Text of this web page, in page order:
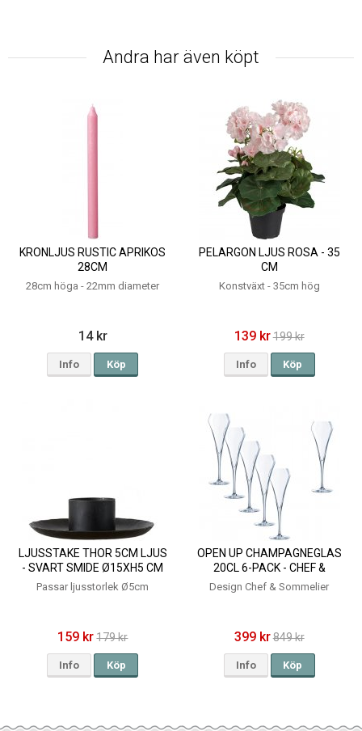
Andra har även köpt
KRONLJUS RUSTIC APRIKOS
28CM
28cm höga - 22mm diameter
14 kr
Info Köp
PELARGON LJUS ROSA - 35
CM
Konstväxt - 35cm hög
139 kr199 kr
Info Köp
LJUSSTAKE THOR 5CM LJUS
- SVART SMIDE Ø15XH5 CM
Passar ljusstorlek Ø5cm
159 kr 179 kr
Info Köp
OPEN UP CHAMPAGNEGLAS
20CL 6-PACK - CHEF &
SOMMELIER
Design Chef & Sommelier
399 kr849 kr
Info Köp